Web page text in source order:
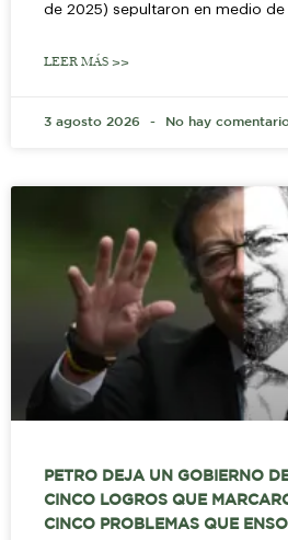
de 2025) sepultaron en medio
LEER MÁS >>
3 agosto 2026 No hay
PETRO DEJA UN GOBIERNO
CINCO LOGROS QUE
CINCO PROBLEMAS QUE